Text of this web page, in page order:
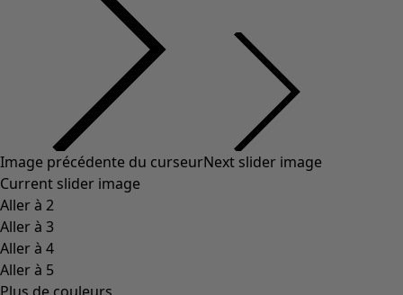
Collections
Dans l'univers du kimono
Monsoon
Étendues champêtres
Coimbatore
Les classiques de Gudrun
Des tournesols pour le HCR